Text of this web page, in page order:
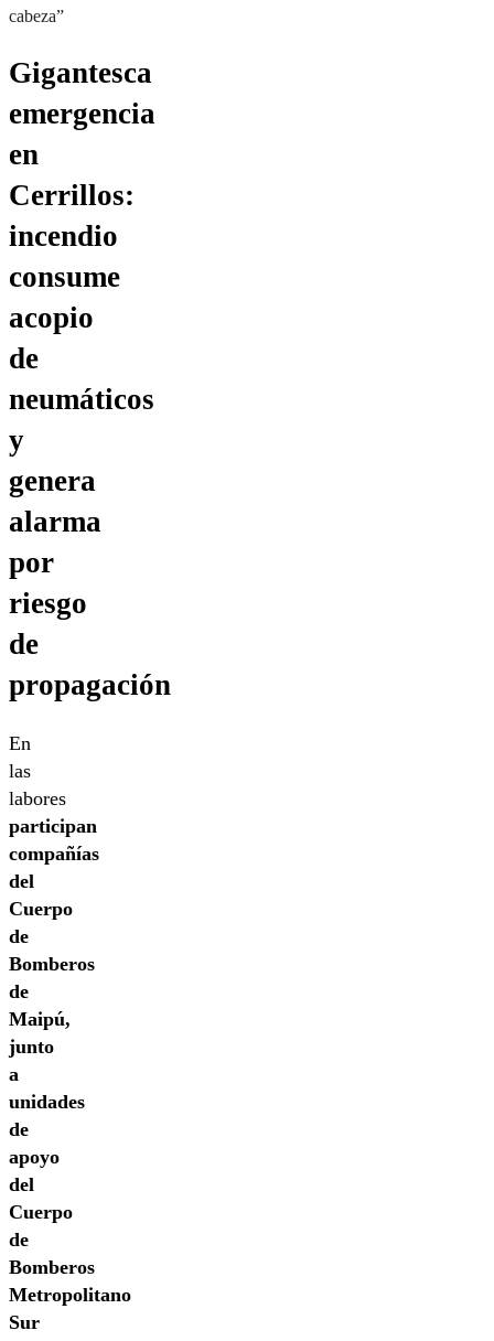
cabeza”
Gigantesca
emergencia
en
Cerrillos:
incendio
consume
acopio
de
neumáticos
y
genera
alarma
por
riesgo
de
propagación
En
las
labores
participan
compañías
del
Cuerpo
de
Bomberos
de
Maipú,
junto
a
unidades
de
apoyo
del
Cuerpo
de
Bomberos
Metropolitano
Sur